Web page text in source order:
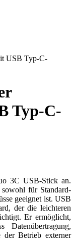
USB Typ-C-
Typ-C-
3C USB-Stick an.
für Standard-
geeignet ist. USB
der die leichteren
Er ermöglicht,
der Betrieb externer